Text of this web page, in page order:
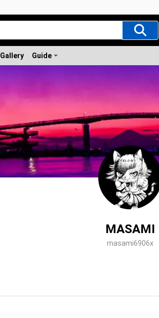
Gallery Guide
MASAMI
masami6906x